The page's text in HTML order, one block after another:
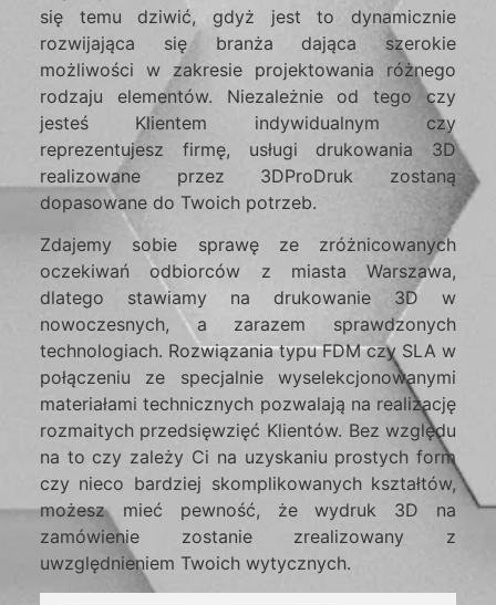
się temu dziwić, gdyż jest to dynamicznie
rozwijająca się branża dająca szerokie
możliwości w zakresie projektowania różnego
rodzaju elementów. Niezależnie od tego czy
jesteś Klientem indywidualnym czy
reprezentujesz firmę, usługi drukowania 3D
realizowane przez 3DProDruk zostaną
dopasowane do Twoich potrzeb.
Zdajemy sobie sprawę ze zróżnicowanych
oczekiwań odbiorców z miasta Warszawa,
dlatego stawiamy na drukowanie 3D w
nowoczesnych, a zarazem sprawdzonych
technologiach. Rozwiązania typu FDM czy SLA w
połączeniu ze specjalnie wyselekcjonowanymi
materiałami technicznych pozwalają na realizację
rozmaitych przedsięwzięć Klientów. Bez względu
na to czy zależy Ci na uzyskaniu prostych form
czy nieco bardziej skomplikowanych kształtów,
możesz mieć pewność, że wydruk 3D na
zamówienie zostanie zrealizowany z
uwzględnieniem Twoich wytycznych.